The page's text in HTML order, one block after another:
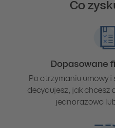
Co
Dopasowane
Po otrzymaniu umowy i
decydujesz, jak chcesz
jednorazowo